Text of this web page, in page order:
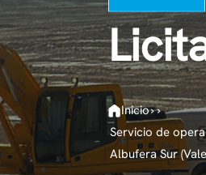
Inicio› ›
Servicio de
Albufera Sur